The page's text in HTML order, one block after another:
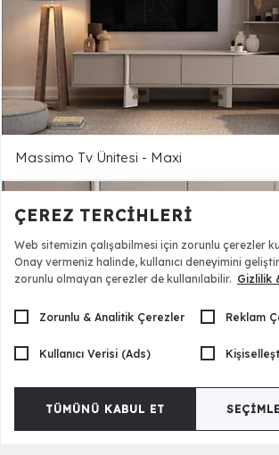
Massimo Tv Ünitesi - Maxi
ÇEREZ TERCIHLERI
Web sitemizin çalışabilmesi için zorunlu çerezler
Onay vermeniz halinde, kullanıcı deneyimini
zorunlu olmayan çerezler de kullanılabilir. Gizlilik
Zorunlu & Analitik Çerezler Reklam
Kullanıcı Verisi (Ads)
TÜMÜNÜ KABUL ET